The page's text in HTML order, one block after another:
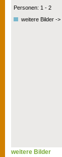
Personen: 1 - 2
weitere Bilder ->
weitere Bilder